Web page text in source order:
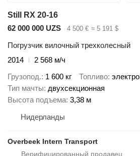
Still RX 20-16
62 000 000 UZS
4 500 € ≈ 5 191 $
Погрузчик вилочный трехколесный
2014
2 568 м/ч
Грузопод. 1 600 кг Топливо электро
Тип мачты двухсекционная
Высота подъема 3,38 м
Нидерланды
Overbeek Intern Transport